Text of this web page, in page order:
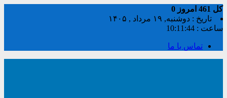
کل امروز 0
تاریخ : دوشنبه, ۱۹ مرداد , ۱۴۰۵
ساعت : 10:11:45
تماس با ما